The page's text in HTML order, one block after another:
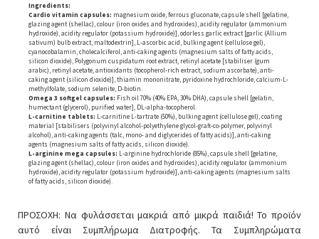
Ingredients:
Cardio vitamin capsules: magnesium oxide, ferrous gluconate, capsule shell [gelatine,
glazing agent (shellac), colour (iron oxides and hydroxides), acidity regulator (ammonium
hydroxide), acidity regulator (potassium hydroxide)], odorless garlic extract [garlic (Allium
sativum) bulb extract, maltodextrin], L-ascorbic acid, bulking agent (cellulose gel),
cyanocobalamin, cholecalciferol, anti-caking agents (magnesium salts of fatty acids,
silicon dioxide), Polygonum cuspidatum root extract, retinyl acetate [stabiliser (gum
arabic), retinyl acetate, antioxidants (tocopherol-rich extract, sodium ascorbate), anti-
caking agent (silicon dioxide)], thiamin mononitrate, pyridoxine hydrochloride, calcium-L-
methylfolate, sodium selenite, D-biotin.
Omega 3 softgel capsules: Fish oil 70% (40% EPA, 30% DHA), capsule shell [gelatin,
humectant (glycerol), purified water], DL-alpha-tocopherol.
L-carnitine tablets: L-carnitine L-tartrate (50%), bulking agent (cellulose gel), coating
material [stabilisers (polyvinyl alcohol-polyethylene glycol-graft-co-polymer, polyvinyl
alcohol), anti-caking agents (talc, mono- and diglycerides of fatty acids)], anti-caking
agents (magnesium salts of fatty acids, silicon dioxide).
L-arginine mega capsules: L-arginine hydrochloride (85%), capsule shell [gelatine,
glazing agent (shellac), colour (iron oxides and hydroxides), acidity regulator (ammonium
hydroxide), acidity regulator (potassium hydroxide)], anti-caking agents (magnesium salts
of fatty acids, silicon dioxide).
ΠΡΟΣΟΧΗ: Να φυλάσσεται μακριά από μικρά παιδιά! Το προϊόν
αυτό είναι Συμπλήρωμα Διατροφής. Τα Συμπληρώματα